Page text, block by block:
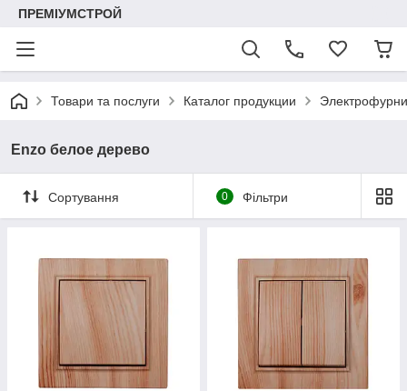
ПРЕМІУМСТРОЙ
Товари та послуги Каталог продукции
Enzo белое дерево
Сортування 0 Фільтри